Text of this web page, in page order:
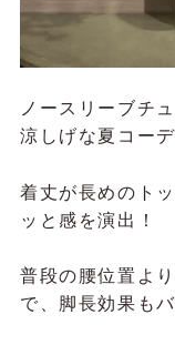
ノースリーブチ
涼しげな夏コー
着丈が長めのト
ッと感を演出！
普段の腰位置よ
で、脚長効果も